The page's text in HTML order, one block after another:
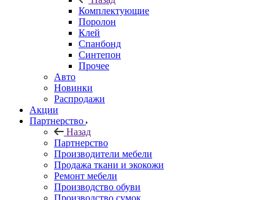
Комплектующие
Поролон
Клей
Спанбонд
Синтепон
Прочее
Авто
Новинки
Распродажи
Акции
Партнерство
Назад
Партнерство
Производители мебели
Продажа ткани и экокожи
Ремонт мебели
Производство обуви
Производство сумок